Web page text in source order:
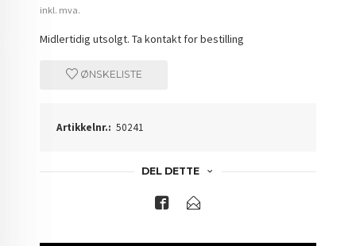
inkl. mva.
Midlertidig utsolgt. Ta kontakt for bestilling
ØNSKELISTE
Artikkelnr.: 50241
DEL DETTE